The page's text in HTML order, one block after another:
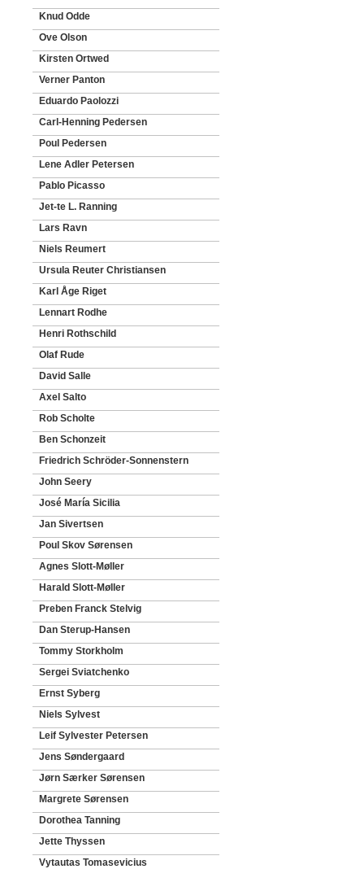
Knud Odde
Ove Olson
Kirsten Ortwed
Verner Panton
Eduardo Paolozzi
Carl-Henning Pedersen
Poul Pedersen
Lene Adler Petersen
Pablo Picasso
Jet-te L. Ranning
Lars Ravn
Niels Reumert
Ursula Reuter Christiansen
Karl Åge Riget
Lennart Rodhe
Henri Rothschild
Olaf Rude
David Salle
Axel Salto
Rob Scholte
Ben Schonzeit
Friedrich Schröder-Sonnenstern
John Seery
José María Sicilia
Jan Sivertsen
Poul Skov Sørensen
Agnes Slott-Møller
Harald Slott-Møller
Preben Franck Stelvig
Dan Sterup-Hansen
Tommy Storkholm
Sergei Sviatchenko
Ernst Syberg
Niels Sylvest
Leif Sylvester Petersen
Jens Søndergaard
Jørn Særker Sørensen
Margrete Sørensen
Dorothea Tanning
Jette Thyssen
Vytautas Tomasevicius